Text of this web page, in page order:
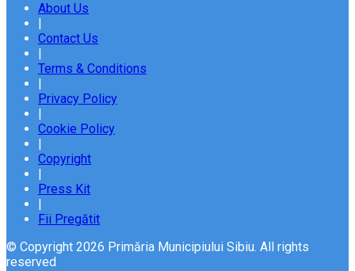
About Us
|
Contact Us
|
Terms & Conditions
|
Privacy Policy
|
Cookie Policy
|
Copyright
|
Press Kit
|
Fii Pregătit
© Copyright 2026 Primăria Municipiului Sibiu. All rights
reserved